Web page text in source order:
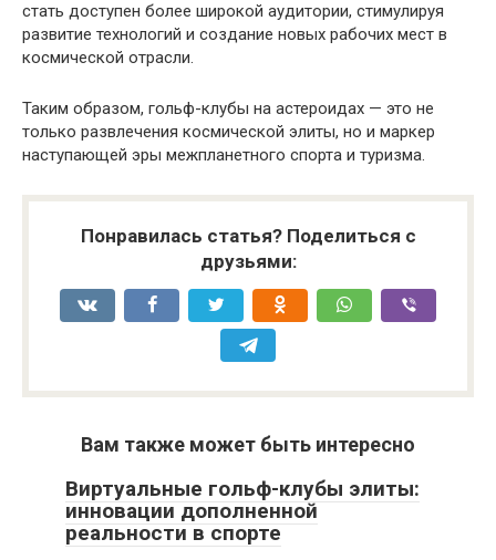
стать доступен более широкой аудитории, стимулируя
развитие технологий и создание новых рабочих мест в
космической отрасли.
Таким образом, гольф-клубы на астероидах — это не
только развлечения космической элиты, но и маркер
наступающей эры межпланетного спорта и туризма.
Понравилась статья? Поделиться с
друзьями:
Вам также может быть интересно
Виртуальные гольф-клубы элиты:
инновации дополненной
реальности в спорте